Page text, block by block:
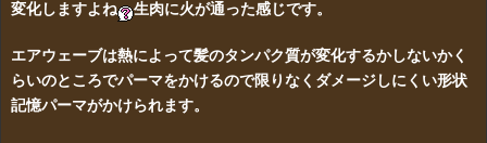
変化しますよね
生肉に火が通った感じです。
エアウェーブは熱によって髪のタンパク質が変化するかしないかく
らいのところでパーマをかけるので限りなくダメージしにくい形状
記憶パーマがかけられます。